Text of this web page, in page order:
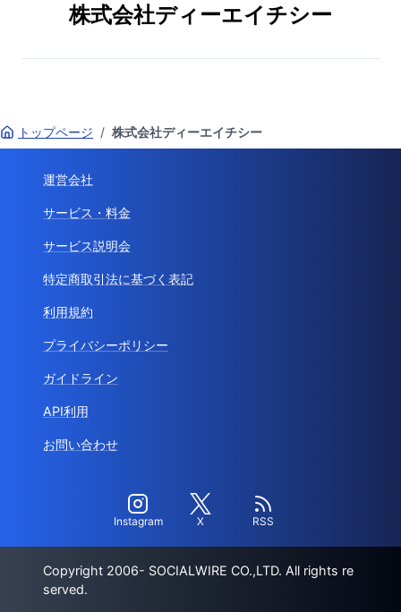
株式会社ディーエイチシー
トップページ / 株式会社ディーエイチシー
運営会社
サービス・料金
サービス説明会
特定商取引法に基づく表記
利用規約
プライバシーポリシー
ガイドライン
API利用
お問い合わせ
Instagram X RSS
Copyright 2006- SOCIALWIRE CO.,LTD. All rights re
served.